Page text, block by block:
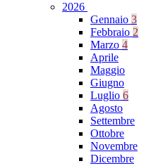
2026
Gennaio 3
Febbraio 2
Marzo 4
Aprile
Maggio
Giugno
Luglio 6
Agosto
Settembre
Ottobre
Novembre
Dicembre